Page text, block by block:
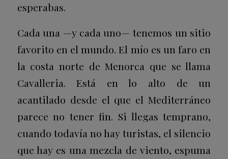
esperabas.
Cada una —y cada uno— tenemos un sitio
favorito en el mundo. El mío es un faro en
la costa norte de Menorca que se llama
Cavalleria. Está en lo alto de un
acantilado desde el que el Mediterráneo
parece no tener fin. Si llegas temprano,
cuando todavía no hay turistas, el silencio
que hay es una mezcla de viento, espuma